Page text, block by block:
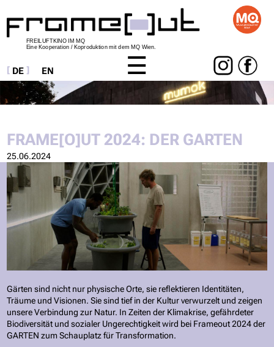
FREILUFTKINO IM MQ
Eine Kooperation / Koproduktion mit dem MQ Wien.
DE EN
Navigation
überspringen
FRAME[O]UT 2024: DER GARTEN
25.06.2024
Gärten sind nicht nur physische Orte, sie reflektieren Identitäten,
Träume und Visionen. Sie sind tief in der Kultur verwurzelt und zeigen
unsere Verbindung zur Natur. In Zeiten der Klimakrise, gefährdeter
Biodiversität und sozialer Ungerechtigkeit wird bei Frameout 2024 der
GARTEN zum Schauplatz für Transformation.